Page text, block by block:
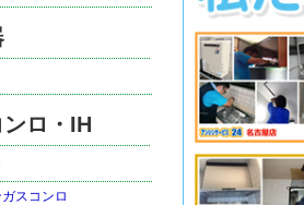
ロ・IH
スコンロ